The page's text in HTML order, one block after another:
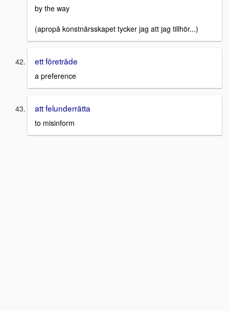
by the way
(apropå konstnärsskapet tycker jag att jag tillhör...)
ett företräde
a preference
att felunderrätta
to misinform